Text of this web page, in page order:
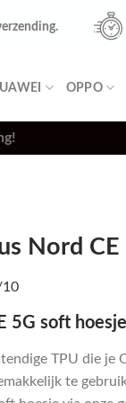
OPPO
Nord
5G soft
TPU die
te